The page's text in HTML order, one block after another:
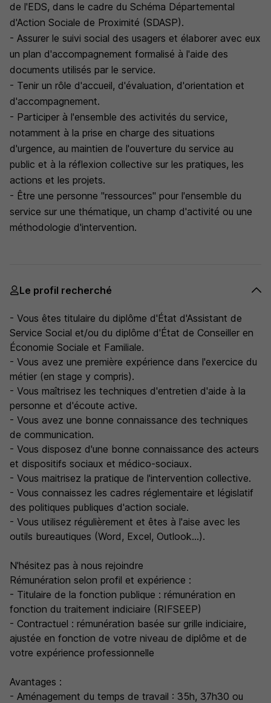
de l'EDS, dans le cadre du Schéma Départemental
d'Action Sociale de Proximité (SDASP).
- Assurer le suivi social des usagers et élaborer avec eux
un plan d'accompagnement formalisé à l'aide des
documents utilisés par le service.
- Tenir un rôle d'accueil, d'évaluation, d'orientation et
d'accompagnement.
- Participer à l'ensemble des activités du service,
notamment à la prise en charge des situations
d'urgence, au maintien de l'ouverture du service au
public et à la réflexion collective sur les pratiques, les
actions et les projets.
- Être une personne "ressources" pour l'ensemble du
service sur une thématique, un champ d'activité ou une
méthodologie d'intervention.
Le profil recherché
- Vous êtes titulaire du diplôme d'État d'Assistant de
Service Social et/ou du diplôme d'État de Conseiller en
Économie Sociale et Familiale.
- Vous avez une première expérience dans l'exercice du
métier (en stage y compris).
- Vous maîtrisez les techniques d'entretien d'aide à la
personne et d'écoute active.
- Vous avez une bonne connaissance des techniques
de communication.
- Vous disposez d'une bonne connaissance des acteurs
et dispositifs sociaux et médico-sociaux.
- Vous maitrisez la pratique de l'intervention collective.
- Vous connaissez les cadres réglementaire et législatif
des politiques publiques d'action sociale.
- Vous utilisez régulièrement et êtes à l'aise avec les
outils bureautiques (Word, Excel, Outlook...).
N'hésitez pas à nous rejoindre
Rémunération selon profil et expérience :
- Titulaire de la fonction publique : rémunération en
fonction du traitement indiciaire (RIFSEEP)
- Contractuel : rémunération basée sur grille indiciaire,
ajustée en fonction de votre niveau de diplôme et de
votre expérience professionnelle
Avantages :
- Aménagement du temps de travail : 35h, 37h30 ou